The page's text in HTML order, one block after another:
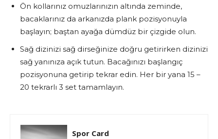
Ön kollarınız omuzlarınızın altında zeminde,
bacaklarınız da arkanızda plank pozisyonuyla
başlayın; baştan ayağa dümdüz bir çizgide olun.
Sağ dizinizi sağ dirseğinize doğru getirirken dizinizi
sağ yanınıza açık tutun. Bacağınızı başlangıç
pozisyonuna getirip tekrar edin. Her bir yana 15 –
20 tekrarlı 3 set tamamlayın.
Spor Card